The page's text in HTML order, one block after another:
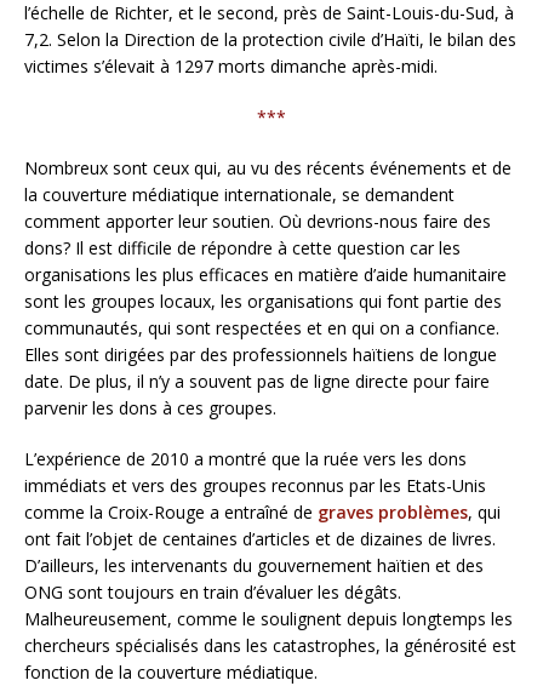
l’échelle de Richter, et le second, près de Saint-Louis-du-Sud, à
7,2. Selon la Direction de la protection civile d’Haïti, le bilan des
victimes s’élevait à 1297 morts dimanche après-midi.
***
Nombreux sont ceux qui, au vu des récents événements et de
la couverture médiatique internationale, se demandent
comment apporter leur soutien. Où devrions-nous faire des
dons? Il est difficile de répondre à cette question car les
organisations les plus efficaces en matière d’aide humanitaire
sont les groupes locaux, les organisations qui font partie des
communautés, qui sont respectées et en qui on a confiance.
Elles sont dirigées par des professionnels haïtiens de longue
date. De plus, il n’y a souvent pas de ligne directe pour faire
parvenir les dons à ces groupes.
L’expérience de 2010 a montré que la ruée vers les dons
immédiats et vers des groupes reconnus par les Etats-Unis
comme la Croix-Rouge a entraîné de graves problèmes, qui
ont fait l’objet de centaines d’articles et de dizaines de livres.
D’ailleurs, les intervenants du gouvernement haïtien et des
ONG sont toujours en train d’évaluer les dégâts.
Malheureusement, comme le soulignent depuis longtemps les
chercheurs spécialisés dans les catastrophes, la générosité est
fonction de la couverture médiatique.